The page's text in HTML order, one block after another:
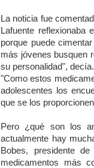
La noticia fue
Lafuente reflexionaba
porque puede
más jóvenes busquen
su personalidad",
"Como estos
adolescentes los
que se los
Pero ¿qué son los
actualmente hay
Bobes, presidente
medicamentos más